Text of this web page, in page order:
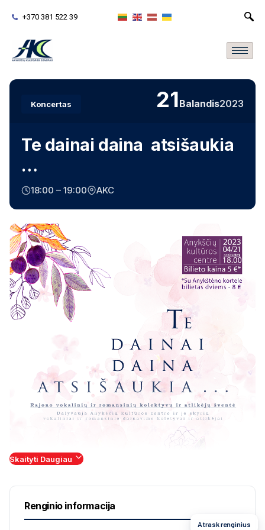
+370 381 522 39
Koncertas 21Balandis2023
Te dainai daina atsišaukia
…
18:00 – 19:00 AKC
Skaityti Daugiau
Renginio informacija
Atrask renginius